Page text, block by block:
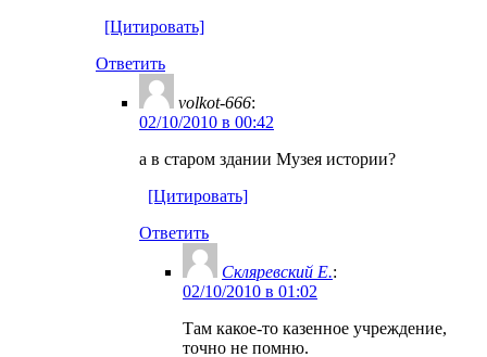
[Цитировать]
Ответить
volkot-666:
02/10/2010 в 00:42
а в старом здании Музея истории?
[Цитировать]
Ответить
Скляревский Е.:
02/10/2010 в 01:02
Там какое-то казенное учреждение,
точно не помню.